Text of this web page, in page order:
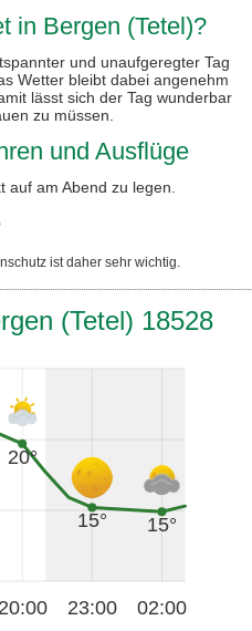
in Bergen (Tetel)?
und unaufgeregter Tag
Wetter bleibt dabei angenehm
lässt sich der Tag wunderbar
zu müssen.
und Ausflüge
am Abend zu legen.
ist daher sehr wichtig.
(Tetel) 18528
20°
15° 15°
20:00 23:00 02:00